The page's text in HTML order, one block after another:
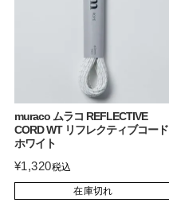
muraco ムラコ REFLECTIVE
CORD WT リフレクティブコード
ホワイト
¥1,320税込
在庫切れ